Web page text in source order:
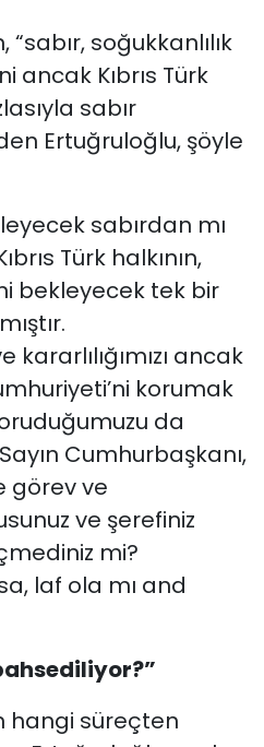
“sabır, soğukkanlılık
ancak Kıbrıs Türk
sabır
Ertuğruloğlu, şöyle
sabırdan mı
Türk halkının,
bekleyecek tek bir
kararlılığımızı ancak
korumak
da
Cumhurbaşkanı,
görev ve
ve şerefiniz
mi?
laf ola mı and
hangi süreçten